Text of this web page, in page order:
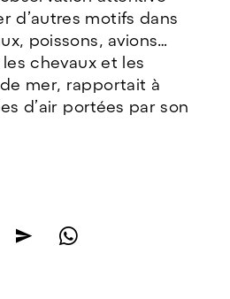
d’autres motifs dans
poissons, avions…
chevaux et les
mer, rapportait à
d’air portées par son
e w